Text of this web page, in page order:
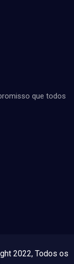
que todos
2022, Todos os